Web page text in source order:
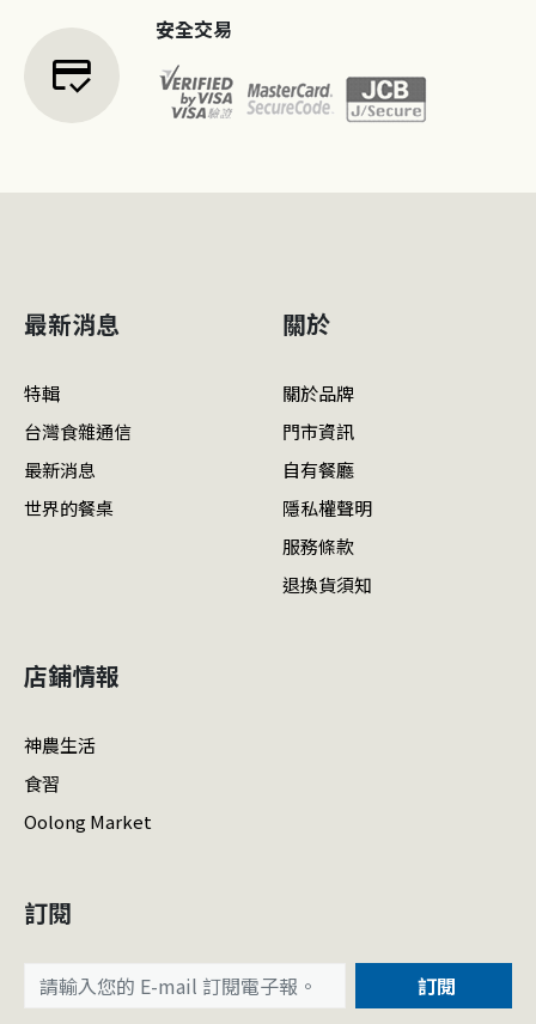
credit_score
安全交易
最新消息
特輯
台灣食雜通信
最新消息
世界的餐桌
關於
關於品牌
門市資訊
自有餐廳
隱私權聲明
服務條款
退換貨須知
店鋪情報
神農生活
食習
Oolong Market
訂閱
訂閱